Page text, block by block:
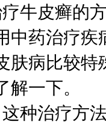
牛皮癣的
中药治疗
肤病比较
一下。
种治疗方